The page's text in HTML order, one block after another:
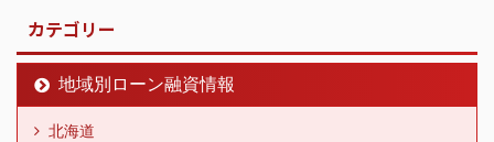
カテゴリー
地域別ローン融資情報
北海道